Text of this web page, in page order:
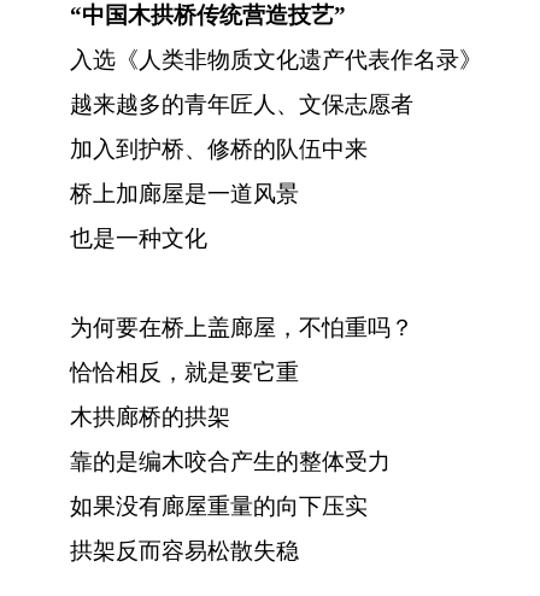
“中国木拱桥传统营造技艺”
入选《人类非物质文化遗产代表作名录》
越来越多的青年匠人、文保志愿者
加入到护桥、修桥的队伍中来
桥上加廊屋是一道风景
也是一种文化
为何要在桥上盖廊屋，不怕重吗？
恰恰相反，就是要它重
木拱廊桥的拱架
靠的是编木咬合产生的整体受力
如果没有廊屋重量的向下压实
拱架反而容易松散失稳